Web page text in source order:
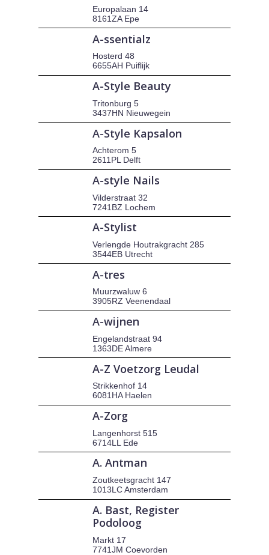
Europalaan 14
8161ZA Epe
A-ssentialz
Hosterd 48
6655AH Puiflijk
A-Style Beauty
Tritonburg 5
3437HN Nieuwegein
A-Style Kapsalon
Achterom 5
2611PL Delft
A-style Nails
Vilderstraat 32
7241BZ Lochem
A-Stylist
Verlengde Houtrakgracht 285
3544EB Utrecht
A-tres
Muurzwaluw 6
3905RZ Veenendaal
A-wijnen
Engelandstraat 94
1363DE Almere
A-Z Voetzorg Leudal
Strikkenhof 14
6081HA Haelen
A-Zorg
Langenhorst 515
6714LL Ede
A. Antman
Zoutkeetsgracht 147
1013LC Amsterdam
A. Bast, Register
Podoloog
Markt 17
7741JM Coevorden